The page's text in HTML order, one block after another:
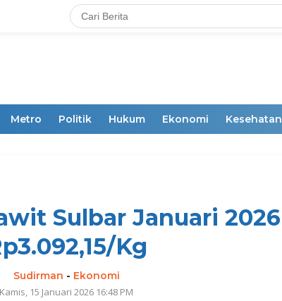
Metro Politik Hukum Ekonomi Kesehatan
Sulbar Januari 2026
Kg
Sudirman - Ekonomi
Kamis, 15 Januari 2026 16:48 PM